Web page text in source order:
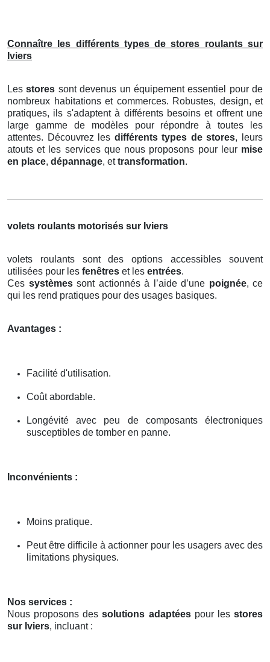
Connaître les différents types de stores roulants sur
Iviers
Lesstores sont devenus un équipement essentiel pour de
nombreux habitations et commerces. Robustes, design, et
pratiques, ils s'adaptent à différents besoins et offrent une
large gamme de modèles pour répondre à toutes les
attentes. Découvrez les différents types de stores, leurs
atouts et les services que nous proposons pour leur mise
en place, dépannage, ettransformation.
volets roulants motorisés sur Iviers
volets roulants sont des options accessibles souvent
utilisées pour les fenêtres et les entrées.
Ces systèmessont actionnés à l’aide d’une poignée, ce
qui les rend pratiques pour des usages basiques.
Avantages :
Facilité d'utilisation.
Coût abordable.
Longévité avec peu de composants électroniques
susceptibles de tomber en panne.
Inconvénients :
Moins pratique.
Peut être difficile à actionner pour les usagers avec des
limitations physiques.
Nos services :
Nous proposons dessolutions adaptéespour lesstores
sur Iviers, incluant :